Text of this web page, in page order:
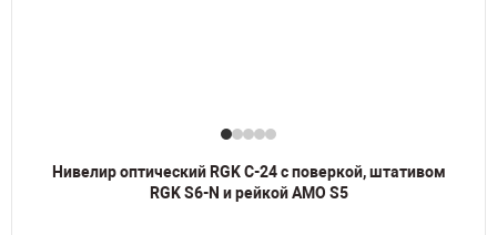
Нивелир оптический RGK C-24 с поверкой, штативом
RGK S6-N и рейкой AMO S5